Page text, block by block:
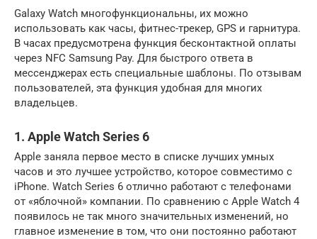
Galaxy Watch многофункциональны, их можно
использовать как часы, фитнес-трекер, GPS и гарнитура.
В часах предусмотрена функция бесконтактной оплаты
через NFC Samsung Pay. Для быстрого ответа в
мессенджерах есть специальные шаблоны. По отзывам
пользователей, эта функция удобная для многих
владельцев.
1. Apple Watch Series 6
Apple заняла первое место в списке лучших умных
часов и это лучшее устройство, которое совместимо с
iPhone. Watch Series 6 отлично работают с телефонами
от «яблочной» компании. По сравнению с Apple Watch 4
появилось не так много значительных изменений, но
главное изменение в том, что они постоянно работают